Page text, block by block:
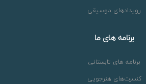
رویدادهای موسیقی
برنامه های ما
برنامه های تابستانی
کنسرت‌های هنرجویی